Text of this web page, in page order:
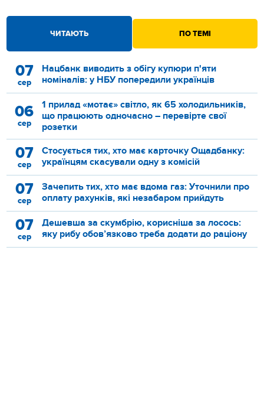
ЧИТАЮТЬ ПО ТЕМІ
07
сер
Нацбанк виводить з обігу купюри п'яти
номіналів: у НБУ попередили українців
06
сер
1 прилад «мотає» світло, як 65 холодильників,
що працюють одночасно – перевірте свої
розетки
07
сер
Стосується тих, хто має карточку Ощадбанку:
українцям скасували одну з комісій
07
сер
Зачепить тих, хто має вдома газ: Уточнили про
оплату рахунків, які незабаром прийдуть
07
сер
Дешевша за скумбрію, корисніша за лосось:
яку рибу обов’язково треба додати до раціону